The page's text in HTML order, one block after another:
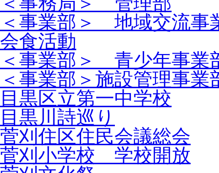
＜事業部＞ 地域交流事
会食活動
＜事業部＞ 青少年事業
＜事業部＞施設管理事業
目黒区立第一中学校
目黒川詩巡り
菅刈住区住民会議総会
菅刈小学校 学校開放